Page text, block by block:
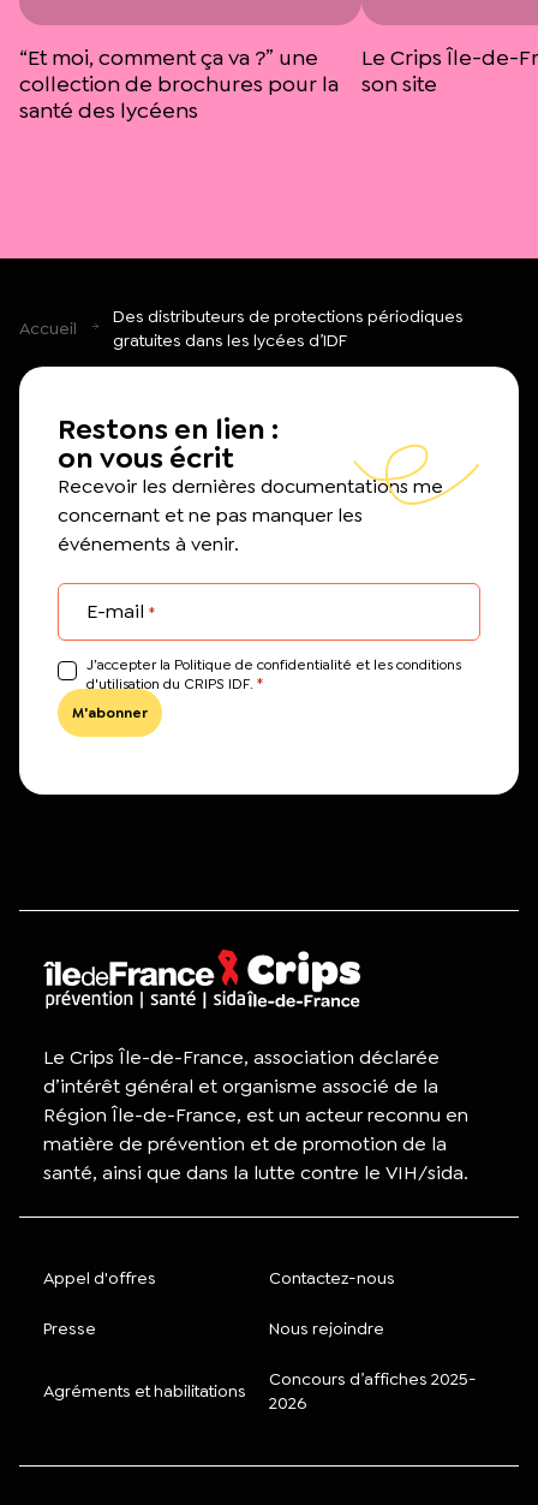
“Et moi, comment ça va ?” une
collection de brochures pour la
santé des lycéens
Le Crips Île-de-
son site
Accueil
Des distributeurs de protections périodiques
gratuites dans les lycées d’IDF
Restons en lien :
on vous écrit
Recevoir les dernières documentations me
concernant et ne pas manquer les
événements à venir.
E-mail *
J’accepter la Politique de confidentialité et les conditions
d'utilisation du CRIPS IDF. *
Le Crips Île-de-France, association déclarée
d’intérêt général et organisme associé de la
Région Île-de-France, est un acteur reconnu en
matière de prévention et de promotion de la
santé, ainsi que dans la lutte contre le VIH/sida.
Appel d'offres Contactez-nous
Presse Nous rejoindre
Agréments et habilitations
Concours d’affiches 2025-
2026